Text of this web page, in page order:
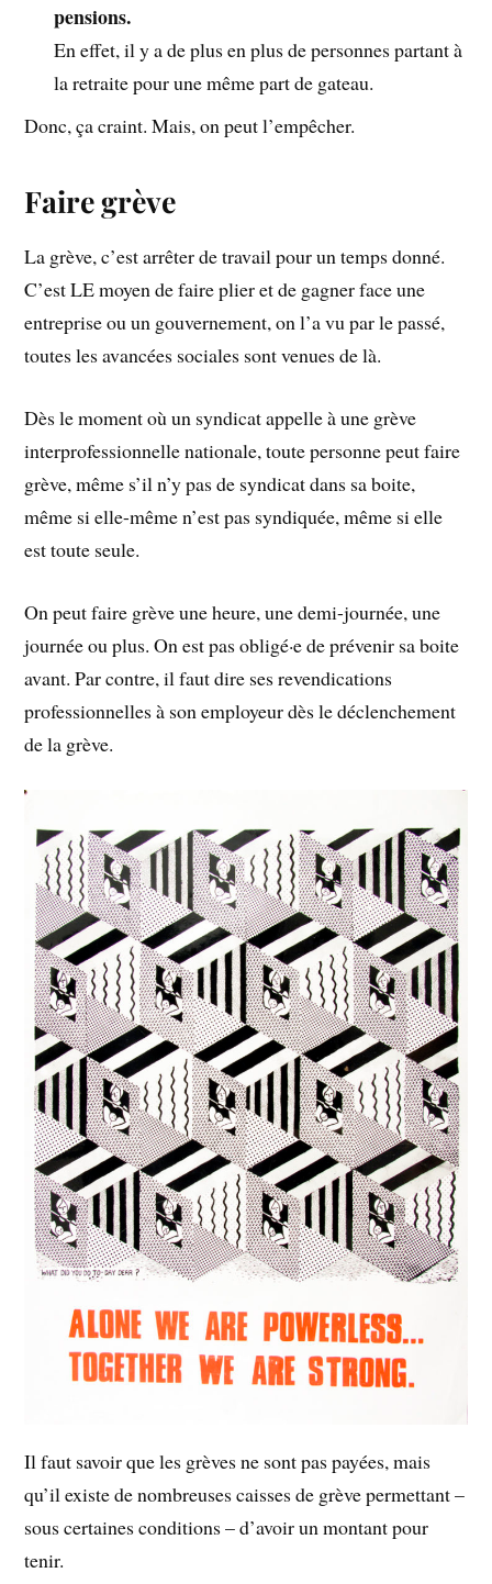
pensions.
En effet, il y a de plus en plus de personnes partant à
la retraite pour une même part de gateau.
Donc, ça craint. Mais, on peut l’empêcher.
Faire grève
La grève, c’est arrêter de travail pour un temps donné.
C’est LE moyen de faire plier et de gagner face une
entreprise ou un gouvernement, on l’a vu par le passé,
toutes les avancées sociales sont venues de là.
Dès le moment où un syndicat appelle à une grève
interprofessionnelle nationale, toute personne peut faire
grève, même s’il n’y pas de syndicat dans sa boite,
même si elle-même n’est pas syndiquée, même si elle
est toute seule.
On peut faire grève une heure, une demi-journée, une
journée ou plus. On est pas obligé·e de prévenir sa boite
avant. Par contre, il faut dire ses revendications
professionnelles à son employeur dès le déclenchement
de la grève.
Il faut savoir que les grèves ne sont pas payées, mais
qu’il existe de nombreuses caisses de grève permettant –
sous certaines conditions – d’avoir un montant pour
tenir.